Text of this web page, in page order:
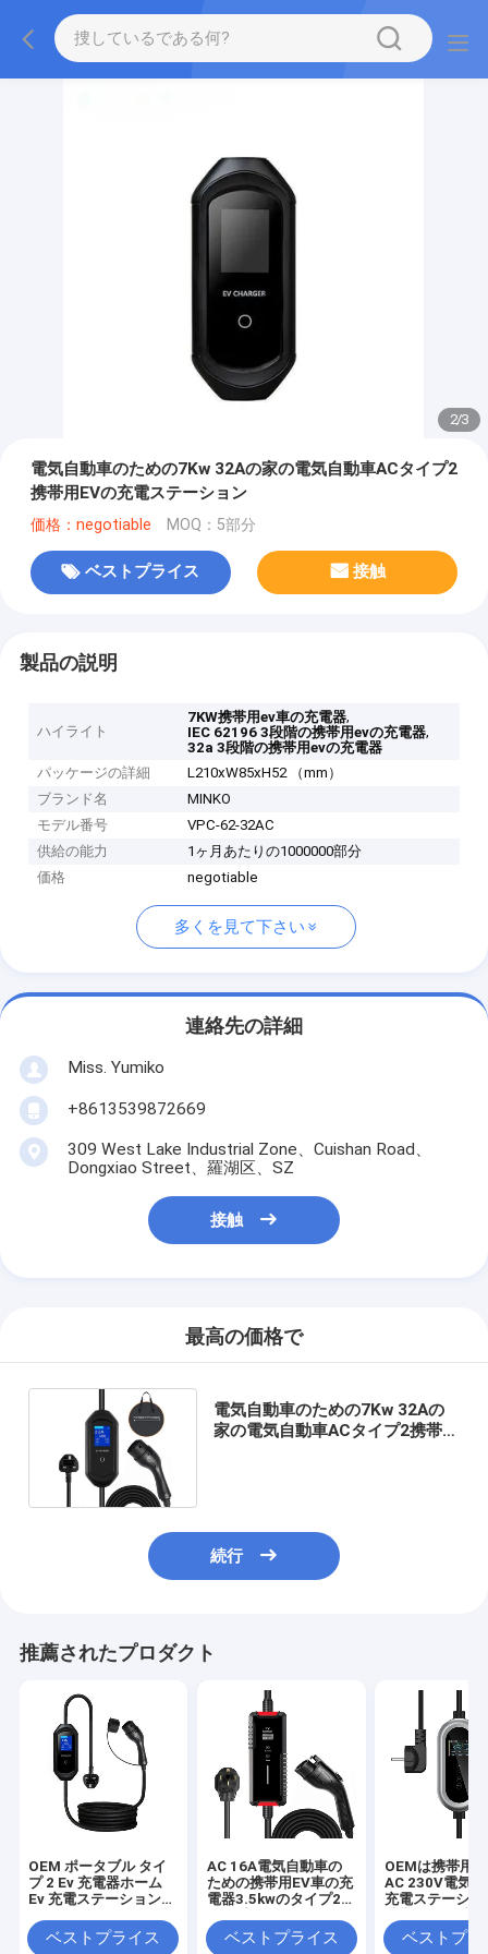
2/3
電気自動車のための7Kw 32Aの家の電気自動車ACタイプ2
携帯用EVの充電ステーション
価格：negotiable MOQ：5部分
ベストプライス 接触
製品の説明
ハイライト
7KW携帯用ev車の充電器,
IEC 62196 3段階の携帯用evの充電器,
32a 3段階の携帯用evの充電器
パッケージの詳細
L210xW85xH52 （mm）
ブランド名
MINKO
モデル番号
VPC-62-32AC
供給の能力
1ヶ月あたりの1000000部分
価格
negotiable
多くを見て下さい
連絡先の詳細
Miss. Yumiko
+8613539872669
309 West Lake Industrial Zone、Cuishan Road、
Dongxiao Street、羅湖区、SZ
接触
最高の価格で
電気自動車のための7Kw 32Aの
家の電気自動車ACタイプ2携帯用
続行
推薦されたプロダクト
OEM ポータブル タイ
プ 2 Ev 充電器ホーム
Ev 充電ステーション
250Vベストプライス
AC 16A電気自動車の
ための携帯用EV車の充
電器3.5kwのタイプ2
ベストプライス
OEMは携帯用
AC 230V電気
充電ステーシ
スタマイズした
ベストプラ